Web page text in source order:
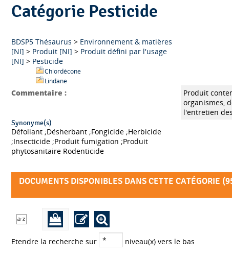
Catégorie Pesticide
BDSP5 Thésaurus > Environnement & matières
[NI] > Produit [NI] > Produit défini par l'usage
[NI] > Pesticide
Chlordécone
Lindane
Commentaire :
Produit
organismes,
l'entretien
Synonyme(s)
Défoliant ;Désherbant ;Fongicide ;Herbicide
;Insecticide ;Produit fumigation ;Produit
phytosanitaire Rodenticide
DOCUMENTS DISPONIBLES DANS CETTE CATÉGORIE (
Etendre la recherche sur niveau(x) vers le bas